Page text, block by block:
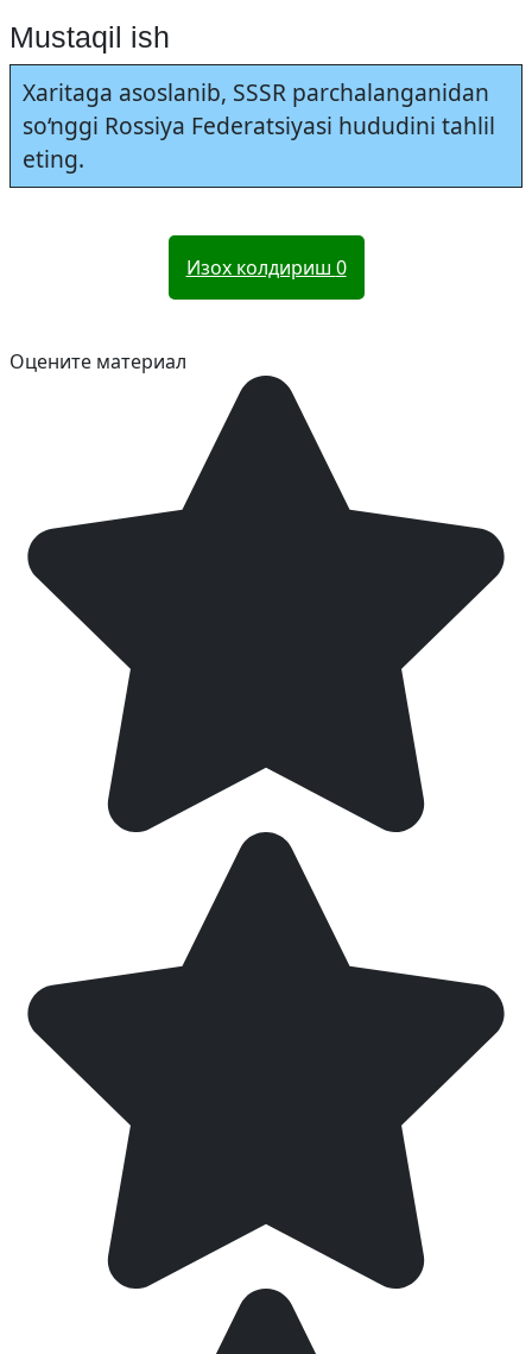
Mustaqil ish
Xaritaga asoslanib, SSSR parchalanganidan
so‘nggi Rossiya Federatsiyasi hududini tahlil
eting.
Изох колдириш 0
Оцените материал